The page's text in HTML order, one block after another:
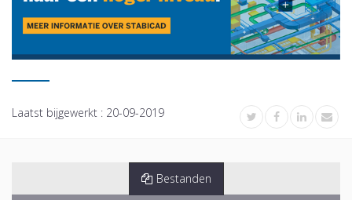
Laatst bijgewerkt : 20-09-2019
Bestanden